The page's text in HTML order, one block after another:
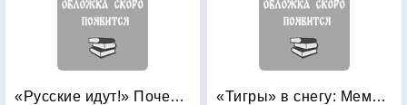
«Русские идут!» Почему боятся России? «Тигры» в снегу: Мемуары танкового аса